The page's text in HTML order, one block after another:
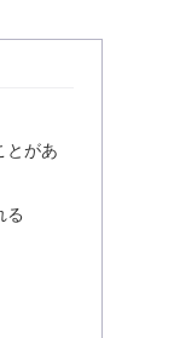
とがあ
る